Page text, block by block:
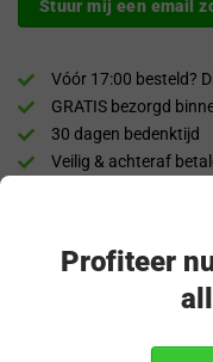
Stuur mij een email
Vóór 17:00 besteld?
GRATIS bezorgd
30 dagen bedenktijd
Veilig & achteraf
Profiteer